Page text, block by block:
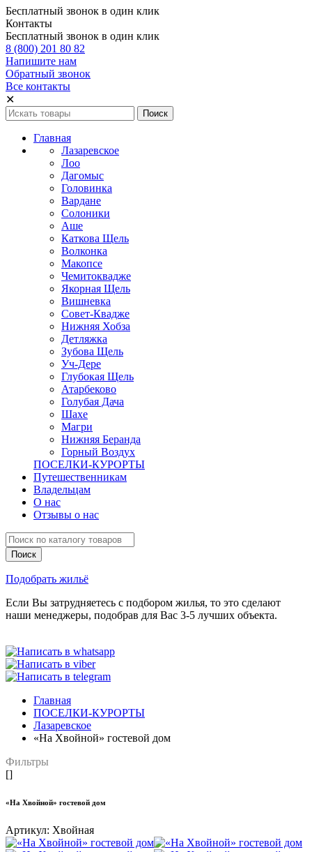
Бесплатный звонок в один клик
Контакты
Бесплатный звонок в один клик
8 (800) 201 80 82
Напишите нам
Обратный звонок
Все контакты
✕
Главная
Лазаревское
Лоо
Дагомыс
Головинка
Вардане
Солоники
Аше
Каткова Щель
Волконка
Макопсе
Чемитоквадже
Якорная Щель
Вишневка
Совет-Квадже
Нижняя Хобза
Детляжка
Зубова Щель
Уч-Дере
Глубокая Щель
Атарбеково
Голубая Дача
Шахе
Магри
Нижняя Беранда
Горный Воздух
ПОСЕЛКИ-КУРОРТЫ
Путешественникам
Владельцам
О нас
Отзывы о нас
Подобрать жильё
Если Вы затрудняетесь с подбором жилья, то это сделают
наши менеджеры, подобрав для Вас 3-5 лучших объекта.
Главная
ПОСЕЛКИ-КУРОРТЫ
Лазаревское
«На Хвойной» гостевой дом
Фильтры
[]
«На Хвойной» гостевой дом
Артикул: Хвойная